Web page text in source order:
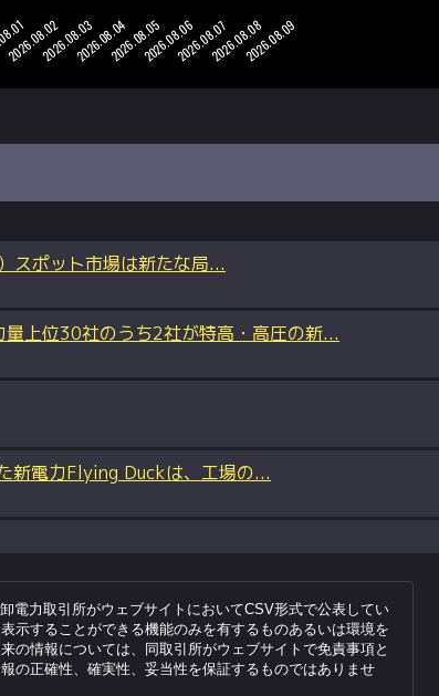
スポット市場は新たな局...
上位30社のうち2社が特高・高圧の新...
新電力Flying Duckは、工場の...
電力取引所がウェブサイトにおいてCSV形式で公表してい
示することができる機能のみを有するものあるいは環境を
の情報については、同取引所がウェブサイトで免責事項と
の正確性、確実性、妥当性を保証するものではありませ